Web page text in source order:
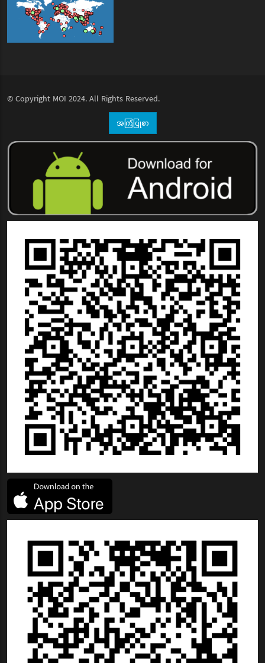
© Copyright MOI 2024. All Rights Reserved.
အကြံပြုစာ